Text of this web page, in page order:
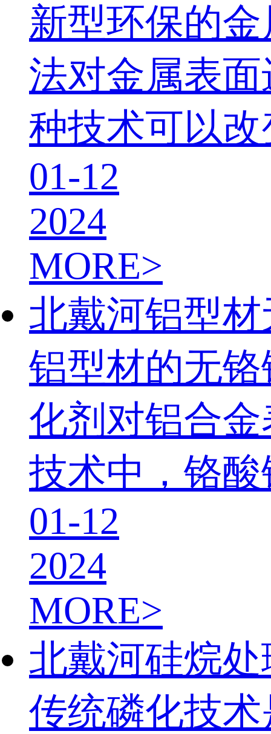
新型环保的
法对金属表
种技术可以
01-12
2024
MORE>
北戴河铝型
铝型材的无
化剂对铝合
技术中，铬
01-12
2024
MORE>
北戴河硅烷
传统磷化技